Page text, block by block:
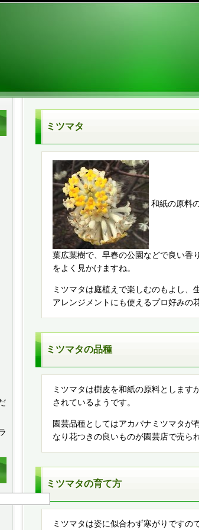
ミツマタ
和紙の原料
葉広葉樹で、早春の公園などで良い香
をよく見かけますね。
ミツマタは庭植えで楽しむのもよし、
アレンジメントにも使えるプロ好みの
ミツマタの品種
ミツマタは樹皮を和紙の原料とします
されているようです。
園芸品種としてはアカバナミツマタが
なり花つきの良いものが園芸店で売ら
ミツマタの育て方
ミツマタは姿に似合わず寒がりですの